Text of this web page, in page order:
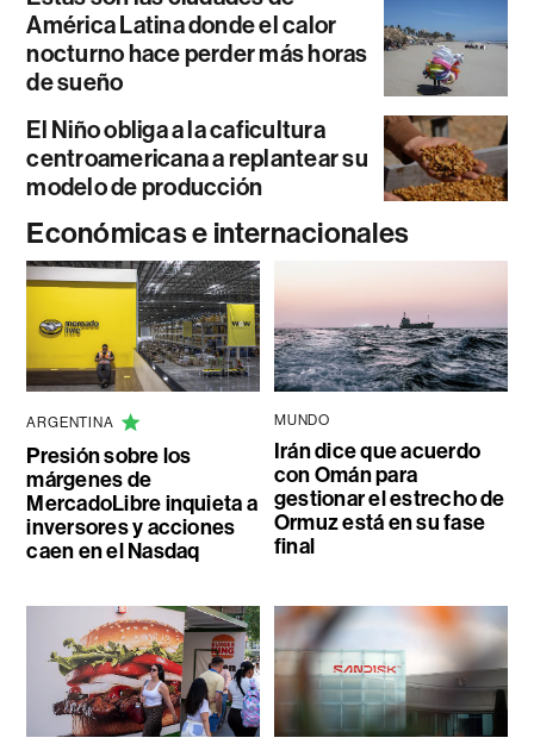
América Latina donde el calor
nocturno hace perder más horas
de sueño
El Niño obliga a la caficultura
centroamericana a replantear su
modelo de producción
Económicas e internacionales
ARGENTINA
Presión sobre los
márgenes de
MercadoLibre inquieta a
inversores y acciones
caen en el Nasdaq
MUNDO
Irán dice que acuerdo
con Omán para
gestionar el estrecho de
Ormuz está en su fase
final